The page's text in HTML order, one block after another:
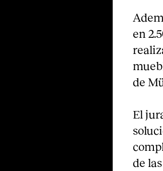
en
de
El
de